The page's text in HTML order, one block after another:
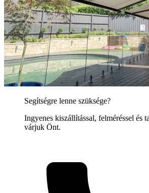
Segítségre lenne szüksége?
Ingyenes kiszállítással, felméréssel és
várjuk Önt.